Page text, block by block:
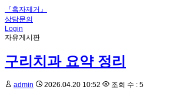
『흑자제거』
상담문의
Login
자유게시판
구리치과 요약 정리
admin 2026.04.20 10:52 조회 수 : 5